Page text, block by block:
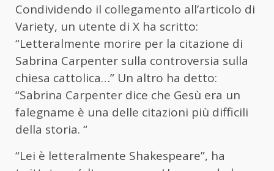
Condividendo il collegamento all’articolo di
Variety, un utente di X ha scritto:
“Letteralmente morire per la citazione di
Sabrina Carpenter sulla controversia sulla
chiesa cattolica…” Un altro ha detto:
“Sabrina Carpenter dice che Gesù era un
falegname è una delle citazioni più difficili
della storia. “
“Lei è letteralmente Shakespeare”, ha